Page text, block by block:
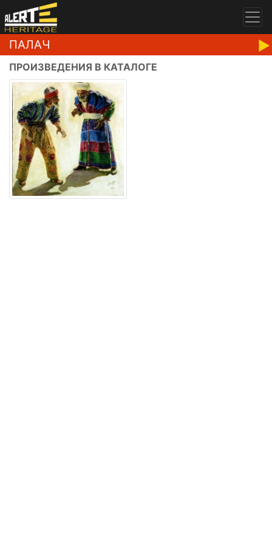
ПАЛАЧ
ПРОИЗВЕДЕНИЯ В КАТАЛОГЕ